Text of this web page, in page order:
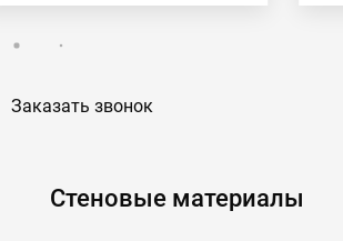
Заказать звонок
Стеновые материалы